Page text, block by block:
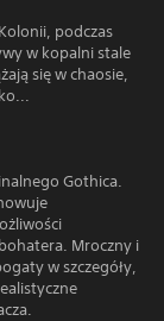
podczas
w kopalni stale
się w chaosie,
Gothica.
Mroczny i
w szczegóły,